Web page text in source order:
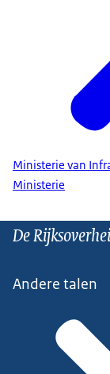
Ministerie van
Ministerie
De
Andere talen